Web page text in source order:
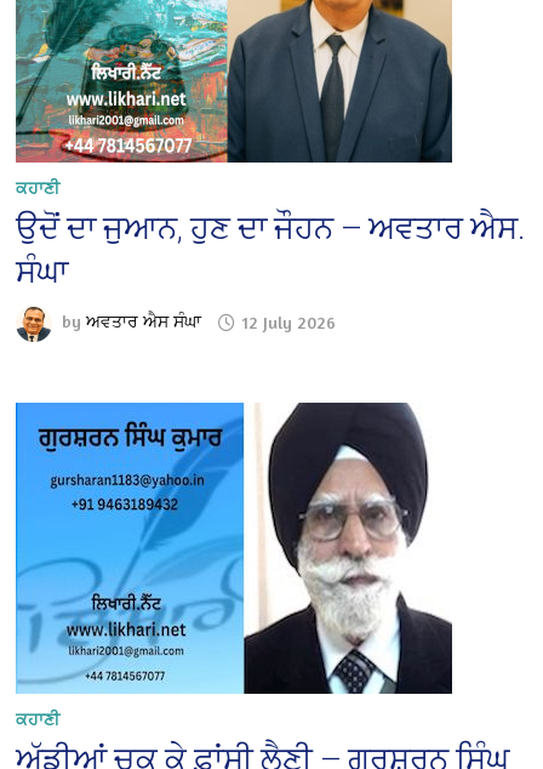
ਕਹਾਣੀ
ਉਦੋਂ ਦਾ ਜੁਆਨ, ਹੁਣ ਦਾ ਜੌਹਨ — ਅਵਤਾਰ ਐਸ.
ਸੰਘਾ
byਅਵਤਾਰ ਐਸ ਸੰਘਾ 12 July 2026
ਕਹਾਣੀ
ਅੱਡੀਆਂ ਚੁਕ ਕੇ ਫ਼ਾਂਸੀ ਲੈਣੀ — ਗੁਰਸ਼ਰਨ ਸਿੰਘ